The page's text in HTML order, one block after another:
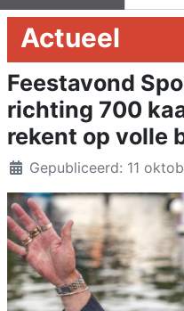
Actueel
Feestavond
richting 700
rekent op volle
DetailsGepubliceerd: 11